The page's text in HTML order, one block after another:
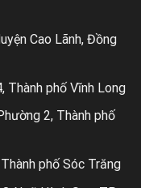
Cao Lãnh, Đồng
Thành phố Vĩnh Long
2, Thành phố
phố Sóc Trăng